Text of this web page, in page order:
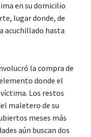
en su domicilio
lugar donde, de
acuchillado hasta
la compra de
donde el
Los restos
maletero de su
meses más
aún buscan dos